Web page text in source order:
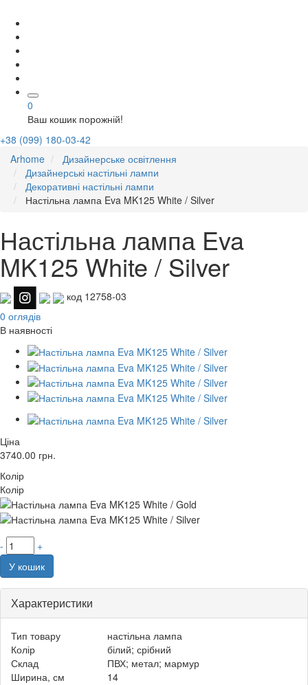
0
Ваш кошик порожній!
+38 (099) 180-03-42
Arhome
Дизайнерське освітлення
Дизайнерські настільні лампи
Декоративні настільні лампи
Настільна лампа Eva MK125 White / Silver
Настільна лампа Eva
MK125 White / Silver
код 12758-03
0 оглядів
В наявності
Ціна
3740.00 грн.
Колір
Колір
-
+
У кошик
Характеристики
Тип товару
настільна лампа
Колір
білий; срібний
Склад
ПВХ; метал; мармур
Ширина, см
14